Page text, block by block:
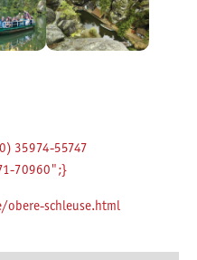
35974-55747
70960";}
obere-schleuse.html